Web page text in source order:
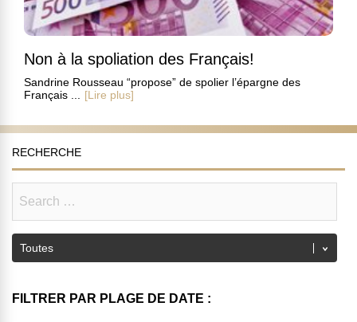
Non à la spoliation des Français!
Sandrine Rousseau “propose” de spolier l’épargne des
Français ... [Lire plus]
RECHERCHE
FILTRER PAR PLAGE DE DATE :